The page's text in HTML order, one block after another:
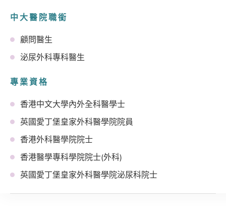
中大醫院職銜
顧問醫生
泌尿外科專科醫生
專業資格
香港中文大學內外全科醫學士
英國愛丁堡皇家外科醫學院院員
香港外科醫學院院士
香港醫學專科學院院士(外科)
英國愛丁堡皇家外科醫學院泌尿科院士